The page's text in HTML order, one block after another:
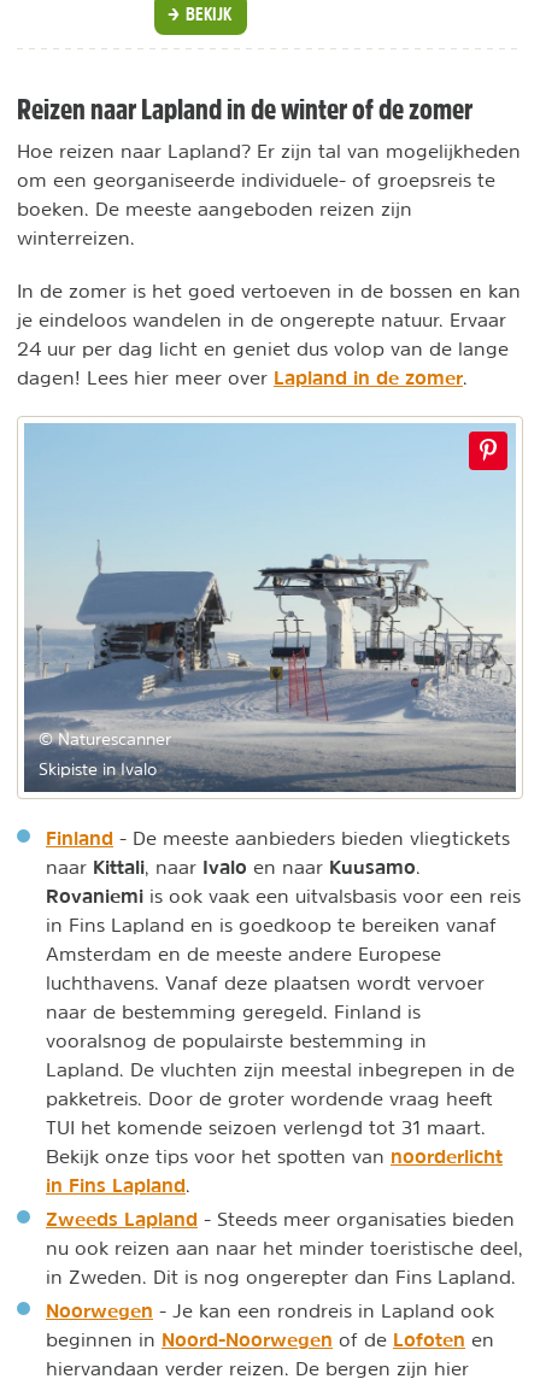
BEKIJK
Reizen naar Lapland in de winter of de zomer
Hoe reizen naar Lapland? Er zijn tal van mogelijkheden
om een georganiseerde individuele- of groepsreis te
boeken. De meeste aangeboden reizen zijn
winterreizen.
In de zomer is het goed vertoeven in de bossen en kan
je eindeloos wandelen in de ongerepte natuur. Ervaar
24 uur per dag licht en geniet dus volop van de lange
dagen! Lees hier meer over Lapland in de zomer
© Naturescanner
Skipiste in Ivalo
Finland - De meeste aanbieders bieden vliegtickets
naar Kittali , naar Ivalo en naar Kuusamo
Rovaniemi is ook vaak een uitvalsbasis voor een reis
in Fins Lapland en is goedkoop te bereiken vanaf
Amsterdam en de meeste andere Europese
luchthavens. Vanaf deze plaatsen wordt vervoer
naar de bestemming geregeld. Finland is
vooralsnog de populairste bestemming in
Lapland. De vluchten zijn meestal inbegrepen in de
pakketreis. Door de groter wordende vraag heeft
TUI het komende seizoen verlengd tot 31 maart.
Bekijk onze tips voor het spotten van noorderlicht
in Fins Lapland
Zweeds Lapland - Steeds meer organisaties bieden
nu ook reizen aan naar het minder toeristische deel,
in Zweden.
Dit is nog ongerepter dan Fins Lapland.
Noorwegen - Je kan een rondreis in Lapland ook
beginnen in Noord-Noorwegen of de Lofoten en
hiervandaan verder reizen. De bergen zijn hier